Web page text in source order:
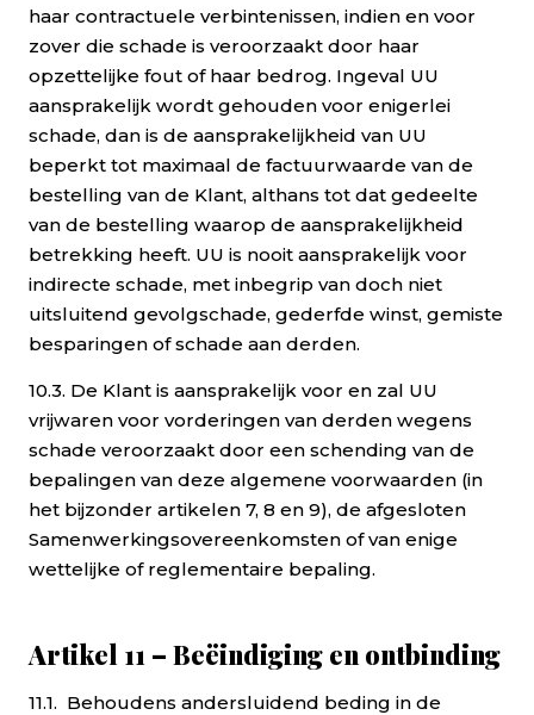
haar contractuele verbintenissen, indien en voor
zover die schade is veroorzaakt door haar
opzettelijke fout of haar bedrog. Ingeval UU
aansprakelijk wordt gehouden voor enigerlei
schade, dan is de aansprakelijkheid van UU
beperkt tot maximaal de factuurwaarde van de
bestelling van de Klant, althans tot dat gedeelte
van de bestelling waarop de aansprakelijkheid
betrekking heeft. UU is nooit aansprakelijk voor
indirecte schade, met inbegrip van doch niet
uitsluitend gevolgschade, gederfde winst, gemiste
besparingen of schade aan derden.
10.3. De Klant is aansprakelijk voor en zal UU
vrijwaren voor vorderingen van derden wegens
schade veroorzaakt door een schending van de
bepalingen van deze algemene voorwaarden (in
het bijzonder artikelen 7, 8 en 9), de afgesloten
Samenwerkingsovereenkomsten of van enige
wettelijke of reglementaire bepaling.
Artikel 11 – Beëindiging en ontbinding
11.1. Behoudens andersluidend beding in de